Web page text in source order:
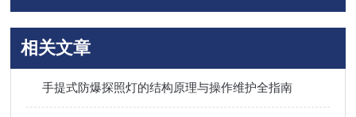
相关文章
手提式防爆探照灯的结构原理与操作维护全指南